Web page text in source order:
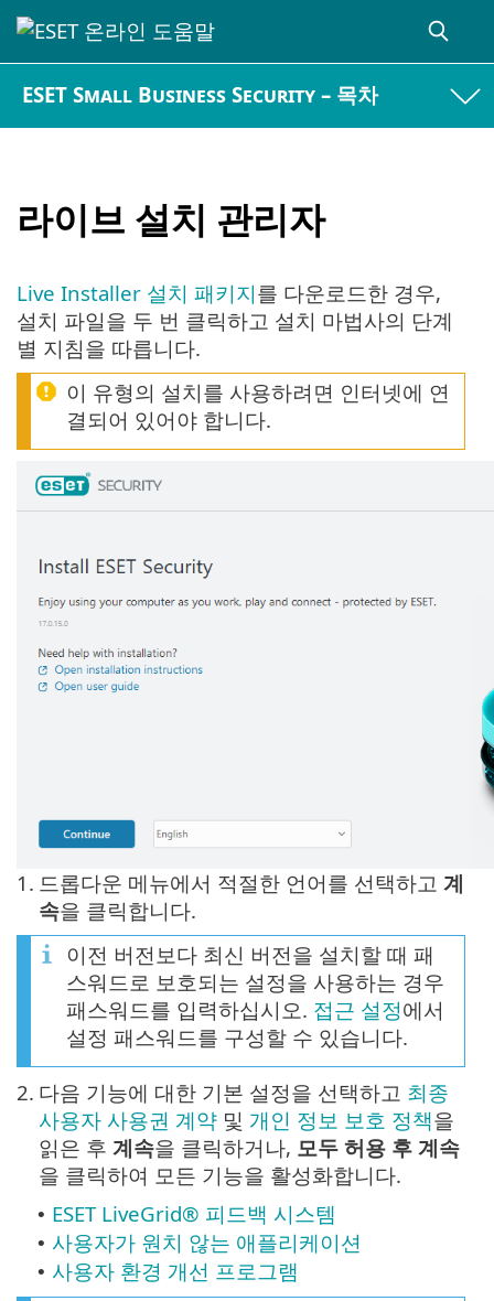
ESET Small Business Security – 목차
라이브 설치 관리자
Live Installer 설치 패키지를 다운로드한 경우,
설치 파일을 두 번 클릭하고 설치 마법사의 단계
별 지침을 따릅니다.
이 유형의 설치를 사용하려면 인터넷에 연
결되어 있어야 합니다.
1. 드롭다운 메뉴에서 적절한 언어를 선택하고 계
속을 클릭합니다.
이전 버전보다 최신 버전을 설치할 때 패
스워드로 보호되는 설정을 사용하는 경우
패스워드를 입력하십시오. 접근 설정에서
설정 패스워드를 구성할 수 있습니다.
2. 다음 기능에 대한 기본 설정을 선택하고 최종
사용자 사용권 계약 및 개인 정보 보호 정책을
읽은 후 계속을 클릭하거나, 모두 허용 후 계속
을 클릭하여 모든 기능을 활성화합니다.
• ESET LiveGrid® 피드백 시스템
• 사용자가 원치 않는 애플리케이션
• 사용자 환경 개선 프로그램